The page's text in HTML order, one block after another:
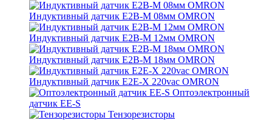
Индуктивный датчик E2B-M 08мм OMRON
Индуктивный датчик E2B-M 12мм OMRON
Индуктивный датчик E2B-M 18мм OMRON
Индуктивный датчик E2E-X 220vac OMRON
Оптоэлектронный
датчик EE-S
Тензорезисторы